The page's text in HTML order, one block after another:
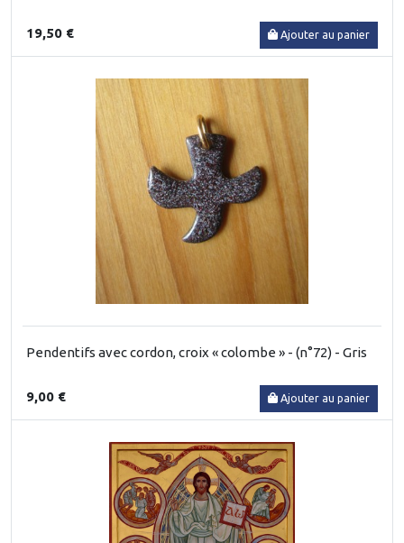
19,50 € Ajouter au panier
Pendentifs avec cordon, croix « colombe » - (n°72) - Gris
9,00 € Ajouter au panier